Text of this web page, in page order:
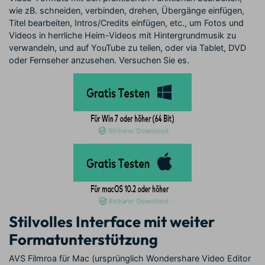
wie zB. schneiden, verbinden, drehen, Übergänge einfügen,
Titel bearbeiten, Intros/Credits einfügen, etc., um Fotos und
Videos in herrliche Heim-Videos mit Hintergrundmusik zu
verwandeln, und auf YouTube zu teilen, oder via Tablet, DVD
oder Fernseher anzusehen. Versuchen Sie es.
Stilvolles Interface mit weiter
Formatunterstützung
AVS Filmroa für Mac (ursprünglich Wondershare Video Editor